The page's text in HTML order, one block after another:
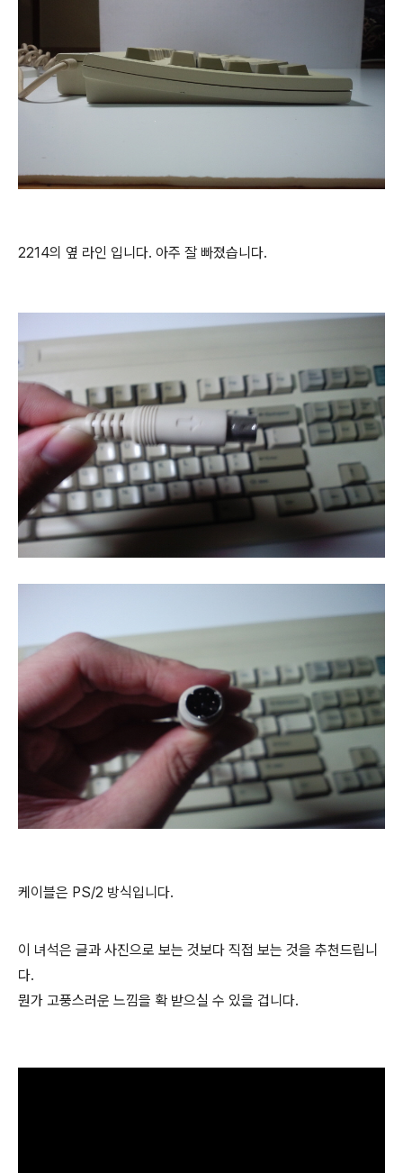
2214의 옆 라인 입니다. 아주 잘 빠졌습니다.
케이블은 PS/2 방식입니다.
이 녀석은 글과 사진으로 보는 것보다 직접 보는 것을 추천드립니
다.
뭔가 고풍스러운 느낌을 확 받으실 수 있을 겁니다.